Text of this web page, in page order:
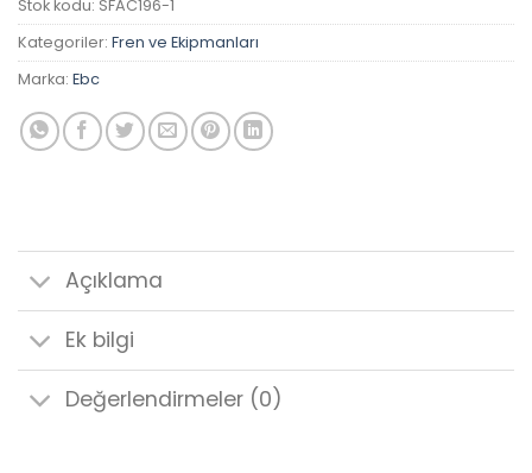
Stok kodu: SFAC196-1
Kategoriler: Fren ve Ekipmanları
Marka: Ebc
Açıklama
Ek bilgi
Değerlendirmeler (0)